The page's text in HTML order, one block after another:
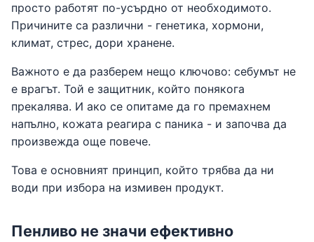
просто работят по-усърдно от необходимото.
Причините са различни - генетика, хормони,
климат, стрес, дори хранене.
Важното е да разберем нещо ключово: себумът не
е врагът. Той е защитник, който понякога
прекалява. И ако се опитаме да го премахнем
напълно, кожата реагира с паника - и започва да
произвежда още повече.
Това е основният принцип, който трябва да ни
води при избора на измивен продукт.
Пенливо не значи ефективно